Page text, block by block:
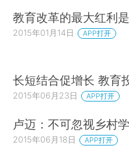
教育改革的最大红利
2015年01月14日 APP打开
长短结合促增长 教育
2015年06月23日 APP打开
卢迈：不可忽视乡村
2015年06月18日 APP打开